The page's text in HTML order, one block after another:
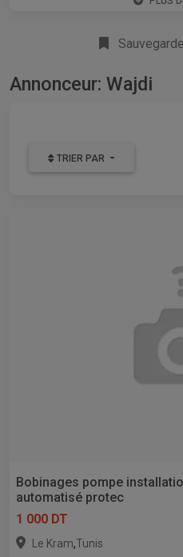
Annonceur: Wajdi
TRIER PAR
Bobinages pompe
automatisé protec
1 000 DT
Le Kram,Tunis